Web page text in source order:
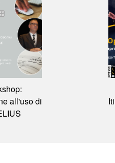
all'uso di